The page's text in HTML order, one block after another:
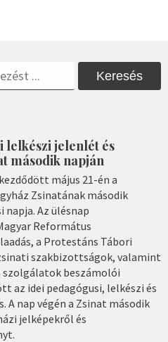
Keresés
lelkészi jelenlét és
második napján
május 21-én a
Zsinatának második
Az ülésnap
Református
a Protestáns Tábori
szakbizottságok, valamint
szolgálatok beszámolói
az idei pedagógusi, lelkészi és
nap végén a Zsinat második
jelképekről és